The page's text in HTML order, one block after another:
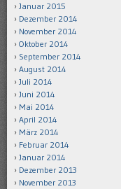
Januar 2015
Dezember 2014
November 2014
Oktober 2014
September 2014
August 2014
Juli 2014
Juni 2014
Mai 2014
April 2014
März 2014
Februar 2014
Januar 2014
Dezember 2013
November 2013